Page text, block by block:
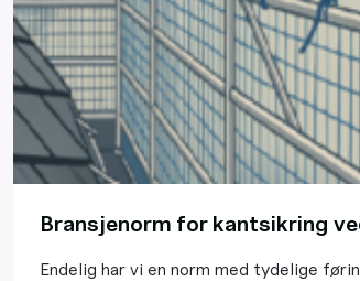
Bransjenorm for kantsikring
Endelig har vi en norm med tydelige